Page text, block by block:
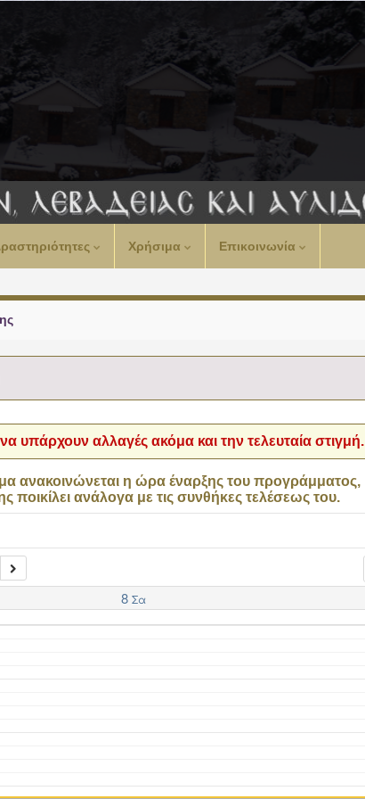
Χρήσιμα Επικοινωνία
υπάρχουν αλλαγές ακόμα και την τελευταία στιγμή.
ανακοινώνεται η ώρα έναρξης του προγράμματος,
ποικίλει ανάλογα με τις συνθήκες τελέσεως του.
8 Σα